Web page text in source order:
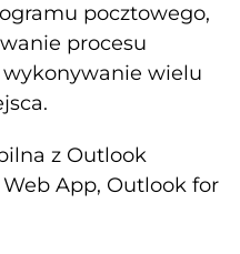
pocztowego,
procesu
wykonywanie wielu
z Outlook
App, Outlook for